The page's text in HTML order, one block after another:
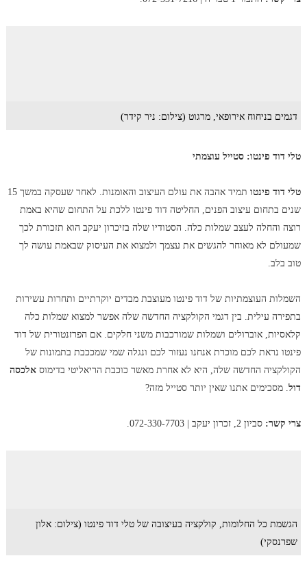
דגמים בניחוח אירופאי, מרגוט (צילום: ניר קידר)
טלי דוד פינטו: סטייל עוצמתי
טלי דוד פינטו
תמיד אהבה את עולם העיצוב והאומנות. לאחר שעסקה במשך 15
שנים בתחום עיצוב הפנים, החליטה דוד פינטו ללכת על התחום שהיא באמת
רוצה והחלה לעצב שמלות כלה. הסטודיו שלה בזיכרון יעקב הוא תזכורת לכך
שמעולם לא מאוחר להגשים את עצמך ולמצוא את העיסוק שבאמת עושה לך
טוב בלב.
השמלות העוצמתיות של דוד פינטו מעוצבת מבדים יוקרתיים ותחרות עשירות
בתפירה עילית. בין דגמי הקולקציה החדשה שלה אפשר למצוא שמלות כלה
קלאסיות, אוברולים ושמלות שמורכבות משני חלקים. אם הפרזנטורית של דוד
פינטו נראת לכם מוכרת אנחנו נעזור לכם ונגלה שמי שמככבת בתמונות של
הקולקציה החדשה שלה, היא לא אחרת מאשר כוכבת הריאליטי בדימוס אלכסה
דול. מסכימים אתנו שאין יותר סטייל מזה?
צרי קשר: סביון 2, זכרון יעקב | 072-330-7703.
הגשמת כל החלומות, קולקציה בעיצובה של טלי דוד פינטו (צילום: אלון
שפרנסקי)